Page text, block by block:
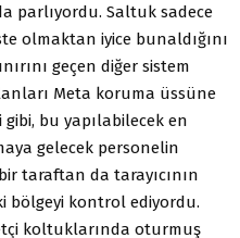
parlıyordu. Saltuk sadece
olmaktan iyice bunaldığını
geçen diğer sistem
Meta koruma üssüne
bu yapılabilecek en
gelecek personelin
taraftan da tarayıcının
bölgeyi kontrol ediyordu.
koltuklarında oturmuş